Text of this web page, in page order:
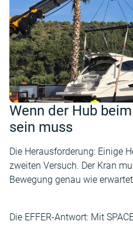
Wenn der Hub
sein muss
Die Herausforderung: Einige
zweiten Versuch. Der Kran
Bewegung genau wie
Die EFFER-Antwort: Mit